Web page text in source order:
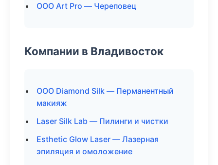
ООО Art Pro — Череповец
Компании в Владивосток
ООО Diamond Silk — Перманентный
макияж
Laser Silk Lab — Пилинги и чистки
Esthetic Glow Laser — Лазерная
эпиляция и омоложение